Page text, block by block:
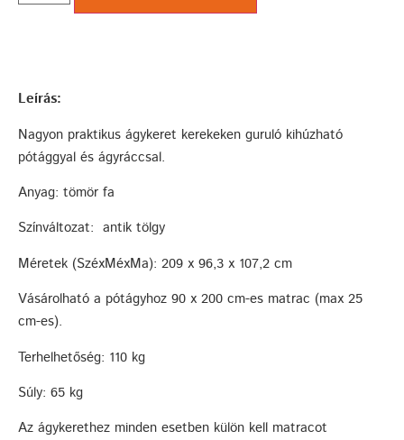
Leírás:
Nagyon praktikus ágykeret kerekeken guruló kihúzható
pótággyal és ágyráccsal.
Anyag: tömör fa
Színváltozat: antik tölgy
Méretek (SzéxMéxMa): 209 x 96,3 x 107,2 cm
Vásárolható a pótágyhoz 90 x 200 cm-es matrac (max 25
cm-es).
Terhelhetőség: 110 kg
Súly: 65 kg
Az ágykerethez minden esetben külön kell matracot